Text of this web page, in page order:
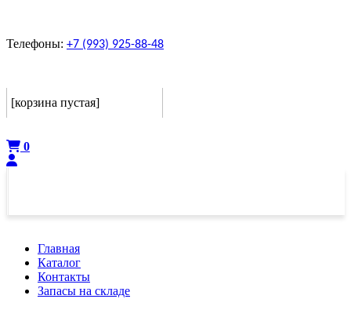
Телефоны: +7 (993) 925-88-48
[корзина пустая]
0
Главная
Каталог
Контакты
Запасы на складе